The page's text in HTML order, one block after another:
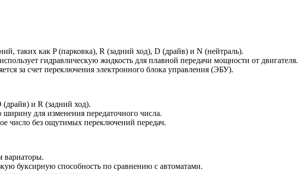
таких как P (парковка), R (задний ход), D (драйв) и N (нейтраль).
гидравлическую жидкость для плавной передачи мощности от двигателя.
за счет переключения электронного блока управления (ЭБУ).
и R (задний ход).
для изменения передаточного числа.
число без ощутимых переключений передач.
вариаторы.
буксирную способность по сравнению с автоматами.